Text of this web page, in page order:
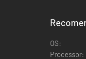
OS:
Processor: